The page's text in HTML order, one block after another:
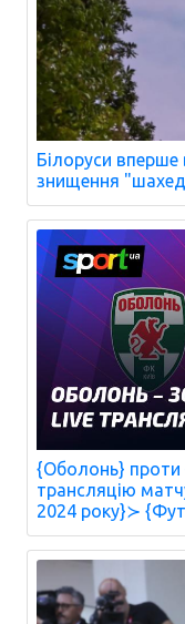
Білоруси
знищення
{Оболонь} проти
трансляцію
2024 року}≻